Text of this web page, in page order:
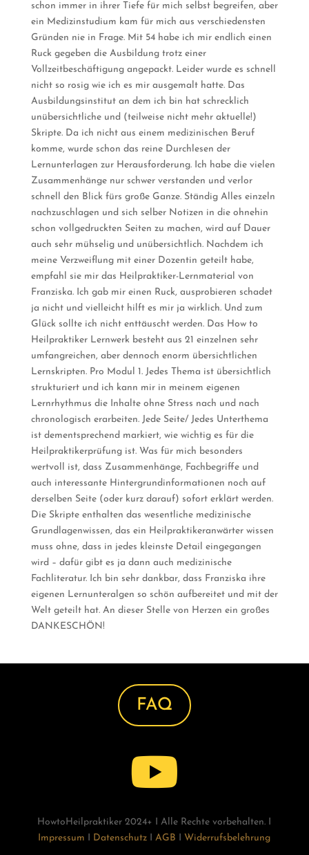
schon immer in ihrer Tiefe für mich selbst begreifen, aber
ein Medizinstudium kam für mich aus verschiedensten
Gründen nie in Frage. Mit 54 habe ich mir endlich einen
Ruck gegeben die Ausbildung trotz einer
Vollzeitbeschäftigung angepackt. Leider wurde es schnell
nicht so rosig wie ich es mir ausgemalt hatte. Das
Ausbildungsinstitut an dem ich bin hat schrecklich
unübersichtliche und (teilweise nicht mehr aktuelle!)
Skripte. Da ich nicht aus einem medizinischen Beruf
komme, wurde schon das reine Durchlesen der
Lernunterlagen zur Herausforderung. Ich habe die vielen
Zusammenhänge nur schwer verstanden und verlor
schnell den Blick fürs große Ganze. Ständig Alles einzeln
nachzuschlagen und sich selber Notizen in die ohnehin
schon vollgedruckten Seiten zu machen, wird auf Dauer
auch sehr mühselig und unübersichtlich. Nachdem ich
meine Verzweiflung mit einer Dozentin geteilt habe,
empfahl sie mir das Heilpraktiker-Lernmaterial von
Franziska. Ich gab mir einen Ruck, ausprobieren schadet
ja nicht und vielleicht hilft es mir ja wirklich. Und zum
Glück sollte ich nicht enttäuscht werden. Das How to
Heilpraktiker Lernwerk besteht aus 21 einzelnen sehr
umfangreichen, aber dennoch enorm übersichtlichen
Lernskripten. Pro Modul 1. Jedes Thema ist übersichtlich
strukturiert und ich kann mir in meinem eigenen
Lernrhythmus die Inhalte ohne Stress nach und nach
chronologisch erarbeiten. Jede Seite/ Jedes Unterthema
ist dementsprechend markiert, wie wichtig es für die
Heilpraktikerprüfung ist. Was für mich besonders
wertvoll ist, dass Zusammenhänge, Fachbegriffe und
auch interessante Hintergrundinformationen noch auf
derselben Seite (oder kurz darauf) sofort erklärt werden.
Die Skripte enthalten das wesentliche medizinische
Grundlagenwissen, das ein Heilpraktikeranwärter wissen
muss ohne, dass in jedes kleinste Detail eingegangen
wird – dafür gibt es ja dann auch medizinische
Fachliteratur. Ich bin sehr dankbar, dass Franziska ihre
eigenen Lernunteralgen so schön aufbereitet und mit der
Welt geteilt hat. An dieser Stelle von Herzen ein großes
DANKESCHÖN!
FAQ

HowtoHeilpraktiker 2024+ I Alle Rechte vorbehalten. I
Impressum I Datenschutz IAGB I Widerrufsbelehrung